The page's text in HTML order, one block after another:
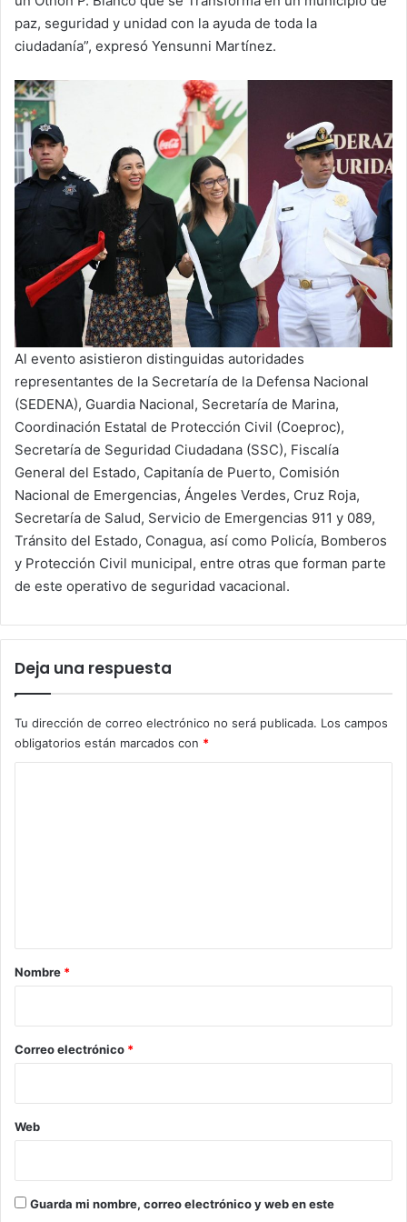
paz, seguridad y unidad con la ayuda de toda la
ciudadanía”, expresó Yensunni Martínez.
Al evento asistieron distinguidas autoridades
representantes de la Secretaría de la Defensa Nacional
(SEDENA), Guardia Nacional, Secretaría de Marina,
Coordinación Estatal de Protección Civil (Coeproc),
Secretaría de Seguridad Ciudadana (SSC), Fiscalía
General del Estado, Capitanía de Puerto, Comisión
Nacional de Emergencias, Ángeles Verdes, Cruz Roja,
Secretaría de Salud, Servicio de Emergencias 911 y 089,
Tránsito del Estado, Conagua, así como Policía, Bomberos
y Protección Civil municipal, entre otras que forman parte
de este operativo de seguridad vacacional.
Deja una respuesta
Tu dirección de correo electrónico no será publicada. Los campos
obligatorios están marcados con *
r
*
Nombre *
Correo electrónico *
Web
Guarda mi nombre, correo electrónico y web en este